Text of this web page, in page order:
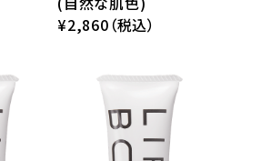
¥2,860（税込）